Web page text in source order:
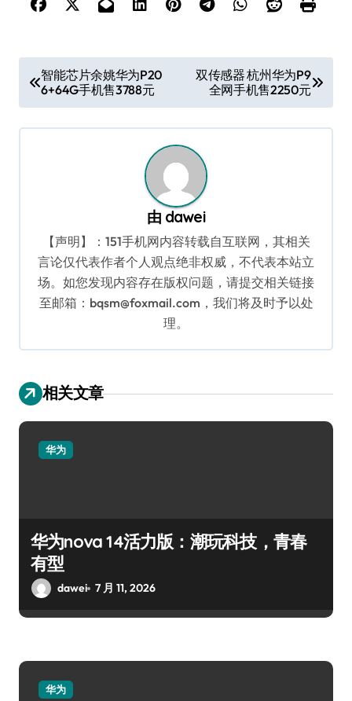
章
导
智能芯片余姚华为P20
6+64G手机售3788元
双传感器 杭州华为P9
全网手机售2250元
由 dawei
【声明】：151手机网内容转载自互联网，其相关
言论仅代表作者个人观点绝非权威，不代表本站立
场。如您发现内容存在版权问题，请提交相关链接
至邮箱：bqsm@foxmail.com，我们将及时予以处
理。
相关文章
华为
华为nova 14活力版：潮玩科技，青春
有型
dawei 7 月 11, 2026
华为